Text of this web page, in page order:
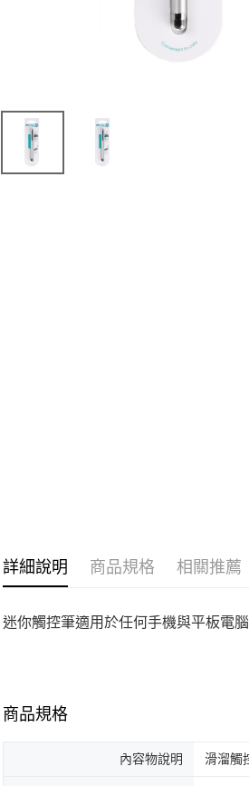
詳細說明 商品規格 相關推薦
迷你觸控筆適用於任何手機與平板電
商品規格
內容物說明 滑溜觸